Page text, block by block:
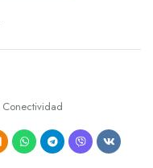
Conectividad